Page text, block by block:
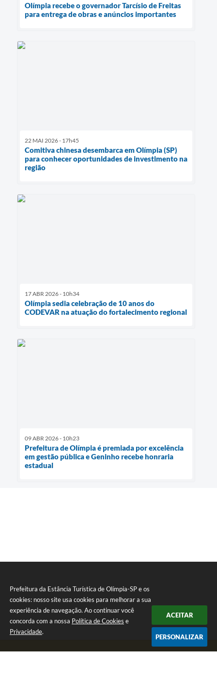
Prefeitura da Estância Turística de Olímpia-SP e os
cookies: nosso site usa cookies para melhorar a sua
experiência de navegação. Ao continuar você
concorda com a nossa Política de Cookies e
Privacidade.
ACEITAR
PERSONALIZAR
Olímpia recebe o governador Tarcísio de Freitas
para entrega de obras e anúncios importantes
22 MAI 2026 - 17h45
Comitiva chinesa desembarca em Olímpia (SP)
para conhecer oportunidades de investimento na
região
17 ABR 2026 - 10h34
Olímpia sedia celebração de 10 anos do
CODEVAR na atuação do fortalecimento regional
09 ABR 2026 - 10h23
Prefeitura de Olímpia é premiada por excelência
em gestão pública e Geninho recebe honraria
estadual